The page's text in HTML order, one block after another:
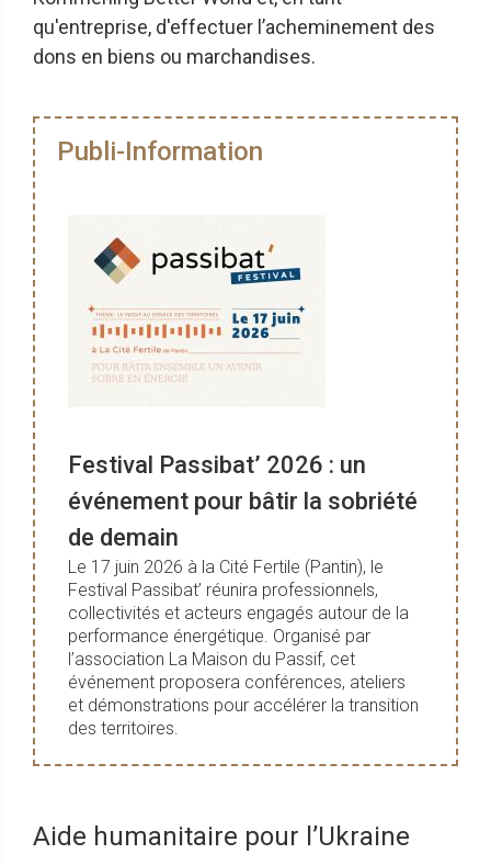
qu'entreprise, d'effectuer l’acheminement des
dons en biens ou marchandises.
Publi-Information
Festival Passibat’ 2026 : un
événement pour bâtir la sobriété
de demain
Le 17 juin 2026 à la Cité Fertile (Pantin), le
Festival Passibat’ réunira professionnels,
collectivités et acteurs engagés autour de la
performance énergétique. Organisé par
l’association La Maison du Passif, cet
événement proposera conférences, ateliers
et démonstrations pour accélérer la transition
des territoires.
Aide humanitaire pour l’Ukraine